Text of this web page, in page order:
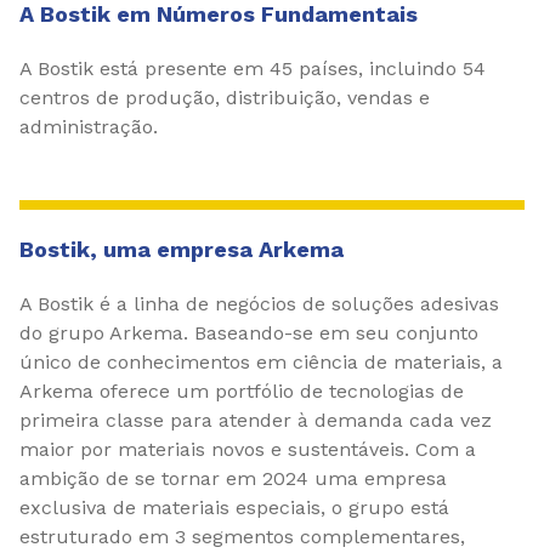
A Bostik em Números Fundamentais
A Bostik está presente em 45 países, incluindo 54
centros de produção, distribuição, vendas e
administração.
Bostik, uma empresa Arkema
A Bostik é a linha de negócios de soluções adesivas
do grupo Arkema. Baseando-se em seu conjunto
único de conhecimentos em ciência de materiais, a
Arkema oferece um portfólio de tecnologias de
primeira classe para atender à demanda cada vez
maior por materiais novos e sustentáveis. Com a
ambição de se tornar em 2024 uma empresa
exclusiva de materiais especiais, o grupo está
estruturado em 3 segmentos complementares,